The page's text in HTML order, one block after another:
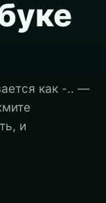
как -.. —
и